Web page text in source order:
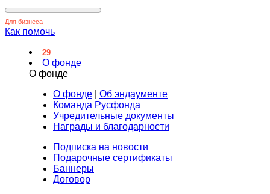
Для бизнеса
Как помочь
29
О фонде
О фонде
О фонде
Об эндаументе
Команда Русфонда
Учредительные документы
Награды и благодарности
Подписка на новости
Подарочные сертификаты
Баннеры
Договор